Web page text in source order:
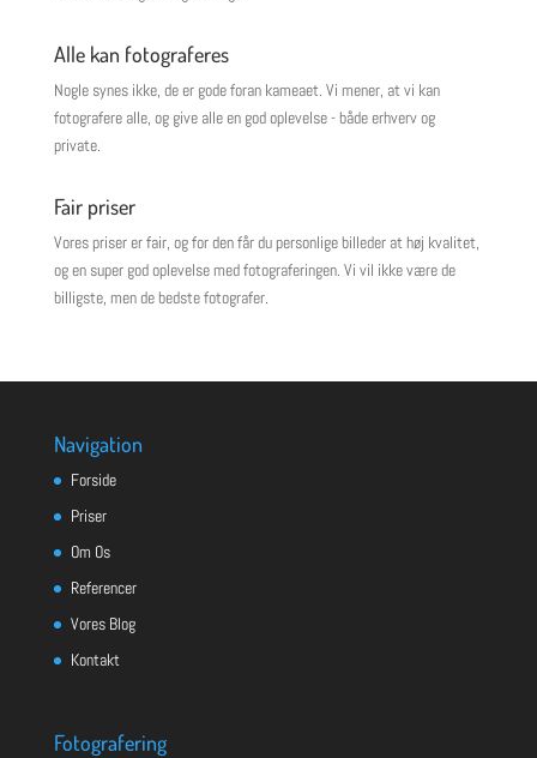
Alle kan fotograferes
Nogle synes ikke, de er gode foran kameaet. Vi mener, at vi kan
fotografere alle, og give alle en god oplevelse - både erhverv og
private.
Fair priser
Vores priser er fair, og for den får du personlige billeder at høj kvalitet,
og en super god oplevelse med fotograferingen. Vi vil ikke være de
billigste, men de bedste fotografer.
Navigation
Forside
Priser
Om Os
Referencer
Vores Blog
Kontakt
Fotografering